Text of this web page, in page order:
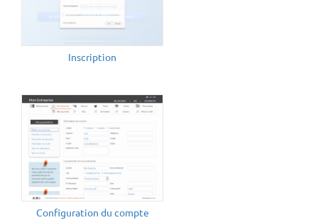
Inscription
Configuration du compte